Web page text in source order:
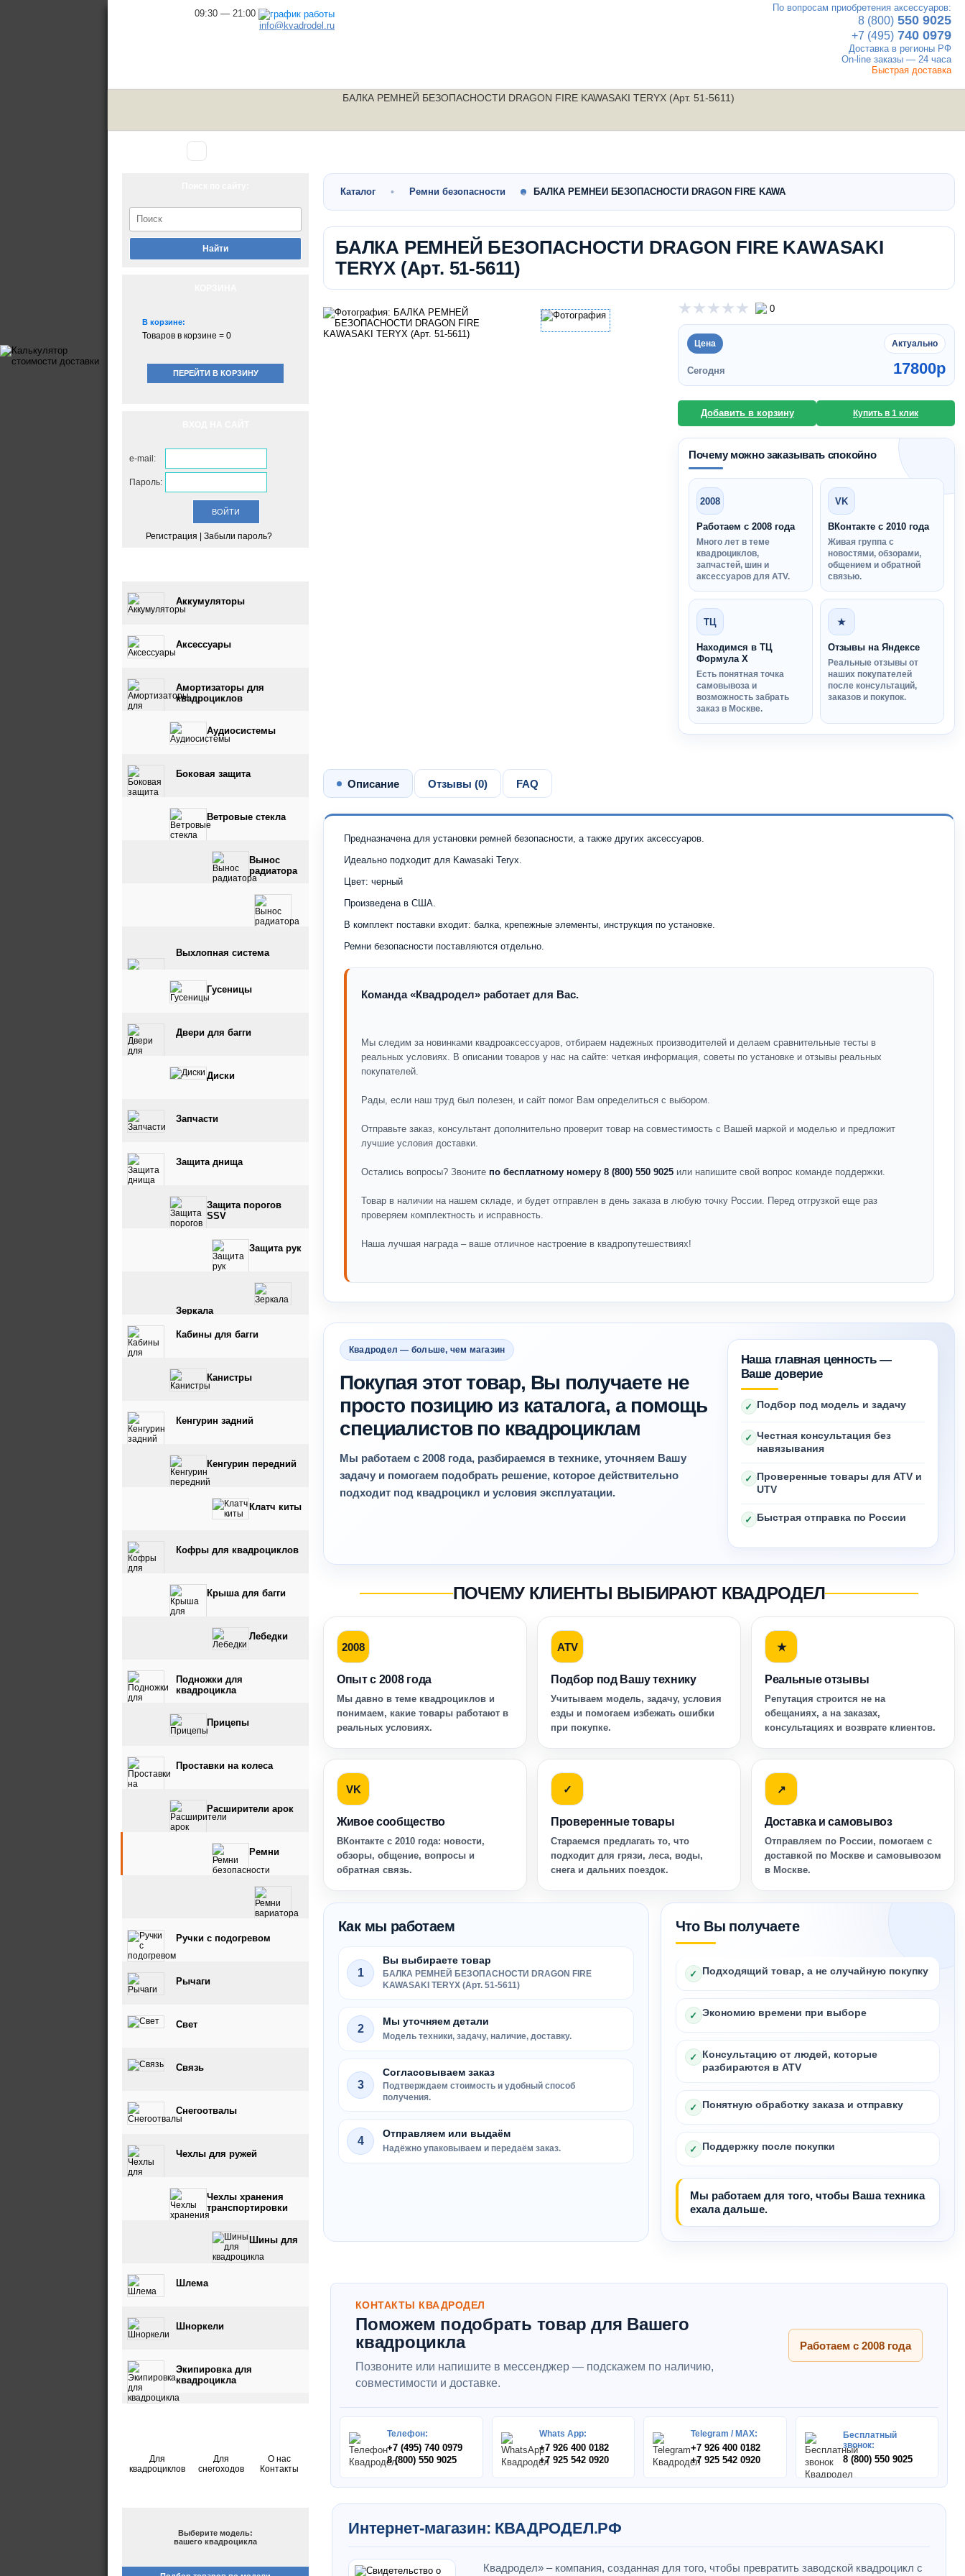
09:30 — 21:00
info@kvadrodel.ru
По вопросам приобретения аксессуаров:
8 (800) 550 9025
+7 (495) 740 0979
Доставка в регионы РФ
On-line заказы — 24 часа
Быстрая доставка
БАЛКА РЕМНЕЙ БЕЗОПАСНОСТИ DRAGON FIRE KAWASAKI TERYX (Арт. 51-5611)
Найти
В корзине:
Товаров в корзине = 0
ПЕРЕЙТИ В КОРЗИНУ
e-mail:
Пароль:
Регистрация Забыли пароль?
Аккумуляторы
Аксессуары
Амортизаторы для
квадроциклов
Аудиосистемы
Боковая защита
Ветровые стекла
Вынос
радиатора
Вынос радиатора и
Выхлопная система
Гусеницы
Двери для багги
Диски
Запчасти
Защита днища
Защита порогов
SSV
Защита рук
Зеркала
Кабины для багги
Канистры
Кенгурин задний
Кенгурин передний
Клатч киты
Кофры для квадроциклов
Крыша для багги
Лебедки
Подножки для
квадроцикла
Прицепы
Проставки на колеса
Расширители арок
Ремни
Ручки с подогревом
Рычаги
Свет
Связь
Снегоотвалы
Чехлы для ружей
Чехлы хранения
транспортировки
Шины для
Шлема
Шноркели
Экипировка для
квадроцикла
Для
квадроциклов
Для
снегоходов
О нас
Контакты
Выберите модель:
вашего квадроцикла
Каталог Ремни безопасности БАЛКА РЕМНЕЙ БЕЗОПАСНОСТИ DRAGON FIRE KAWASAKI TERYX (Арт.…
БАЛКА РЕМНЕЙ БЕЗОПАСНОСТИ DRAGON FIRE KAWASAKI
TERYX (Арт. 51-5611)
0
Цена Актуально
Сегодня 17800p
Добавить в корзину Купить в 1 клик
Почему можно заказывать спокойно
2008
Работаем с 2008 года
Много лет в теме
квадроциклов,
запчастей, шин и
аксессуаров для ATV.
VK
ВКонтакте с 2010 года
Живая группа с
новостями, обзорами,
общением и обратной
связью.
ТЦ
Находимся в ТЦ
Формула Х
Есть понятная точка
самовывоза и
возможность забрать
заказ в Москве.
★
Отзывы на Яндексе
Реальные отзывы от
наших покупателей
после консультаций,
заказов и покупок.
Описание Отзывы (0) FAQ
Предназначена для установки ремней безопасности, а также других аксессуаров.
Идеально подходит для Kawasaki Teryx.
Цвет: черный
Произведена в США.
В комплект поставки входит: балка, крепежные элементы, инструкция по установке.
Ремни безопасности поставляются отдельно.
Команда «Квадродел» работает для Вас.
Мы следим за новинками квадроаксессуаров, отбираем надежных производителей и делаем сравнительные тесты в
реальных условиях. В описании товаров у нас на сайте: четкая информация, советы по установке и отзывы реальных
покупателей.
Рады, если наш труд был полезен, и сайт помог Вам определиться с выбором.
Отправьте заказ, консультант дополнительно проверит товар на совместимость с Вашей маркой и моделью и предложит
лучшие условия доставки.
Остались вопросы? Звоните по бесплатному номеру 8 (800) 550 9025 или напишите свой вопрос команде поддержки.
Товар в наличии на нашем складе, и будет отправлен в день заказа в любую точку России. Перед отгрузкой еще раз
проверяем комплектность и исправность.
Наша лучшая награда – ваше отличное настроение в квадропутешествиях!
Квадродел — больше, чем магазин
Покупая этот товар, Вы получаете не
просто позицию из каталога, а помощь
специалистов по квадроциклам
Мы работаем с 2008 года, разбираемся в технике, уточняем Вашу
задачу и помогаем подобрать решение, которое действительно
подходит под квадроцикл и условия эксплуатации.
Наша главная ценность —
Ваше доверие
✓ Подбор под модель и задачу
✓ Честная консультация без
навязывания
✓ Проверенные товары для ATV и
UTV
✓ Быстрая отправка по России
ПОЧЕМУ КЛИЕНТЫ ВЫБИРАЮТ КВАДРОДЕЛ
2008
Опыт с 2008 года
Мы давно в теме квадроциклов и
понимаем, какие товары работают в
реальных условиях.
ATV
Подбор под Вашу технику
Учитываем модель, задачу, условия
езды и помогаем избежать ошибки
при покупке.
★
Реальные отзывы
Репутация строится не на
обещаниях, а на заказах,
консультациях и возврате клиентов.
VK
Живое сообщество
ВКонтакте с 2010 года: новости,
обзоры, общение, вопросы и
обратная связь.
✓
Проверенные товары
Стараемся предлагать то, что
подходит для грязи, леса, воды,
снега и дальних поездок.
↗
Доставка и самовывоз
Отправляем по России, помогаем с
доставкой по Москве и самовывозом
в Москве.
Как мы работаем
1
Вы выбираете товар
БАЛКА РЕМНЕЙ БЕЗОПАСНОСТИ DRAGON FIRE
KAWASAKI TERYX (Арт. 51-5611)
2
Мы уточняем детали
Модель техники, задачу, наличие, доставку.
3
Согласовываем заказ
Подтверждаем стоимость и удобный способ
получения.
4
Отправляем или выдаём
Надёжно упаковываем и передаём заказ.
Что Вы получаете
✓ Подходящий товар, а не случайную покупку
✓ Экономию времени при выборе
✓ Консультацию от людей, которые
разбираются в ATV
✓ Понятную обработку заказа и отправку
✓ Поддержку после покупки
Мы работаем для того, чтобы Ваша техника
ехала дальше.
КОНТАКТЫ КВАДРОДЕЛ
Поможем подобрать товар для Вашего
квадроцикла
Позвоните или напишите в мессенджер — подскажем по наличию,
совместимости и доставке.
Работаем с 2008 года
Телефон:
+7 (495) 740 0979
8 (800) 550 9025
Whats App:
+7 926 400 0182
+7 925 542 0920
Telegram / MAX:
+7 926 400 0182
+7 925 542 0920
Бесплатный
звонок:
8 (800) 550 9025
Интернет-магазин: КВАДРОДЕЛ.РФ
Квадродел» – компания, созданная для того, чтобы превратить заводской квадроцикл с
×